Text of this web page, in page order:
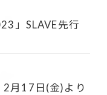
FAQ
」SLAVE先行
月17日(金)より